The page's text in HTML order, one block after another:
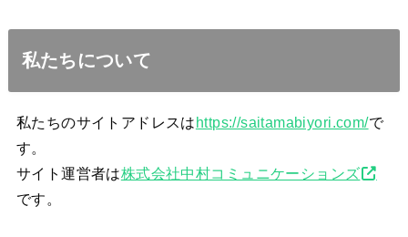
私たちについて
私たちのサイトアドレスは https://saitamabiyori.com/で
す。
サイト運営者は株式会社中村コミュニケーションズ
です。